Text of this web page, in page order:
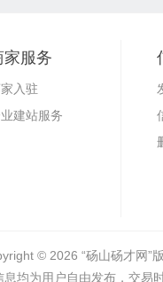
家服务
入驻
建站服务
© 2026 “砀山砀才网”
息均为用户自由发布，交易